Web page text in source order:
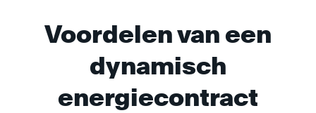
Voordelen van een
dynamisch
energiecontract